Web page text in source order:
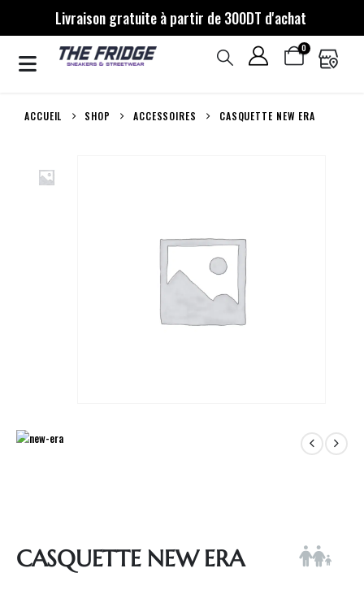
Livraison gratuite à partir de 300DT d'achat
0
ACCUEIL SHOP ACCESSOIRES CASQUETTE NEW ERA
CASQUETTE NEW ERA